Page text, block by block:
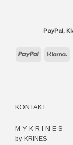
PayPal,
PayPal
KONTAKT
M Y K R I N E S
by KRINES